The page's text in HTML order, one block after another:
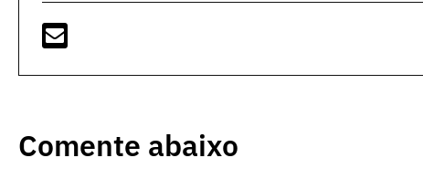
Comente abaixo